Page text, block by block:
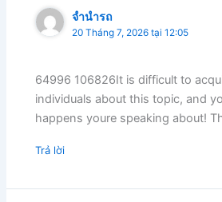
จำนำรถ
20 Tháng 7, 2026 tại 12:05
64996 106826It is difficult to
individuals about this topic, and
happens youre speaking about!
Trả lời